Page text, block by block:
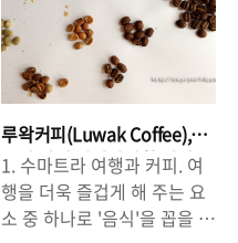
루왁커피(Luwak Coffee),
죽기 전에 마셔봐야할 커피?
- 인도네시아 여행에서 만난
루왁.
1. 수마트라 여행과 커피. 여
행을 더욱 즐겁게 해 주는 요
소 중 하나로 '음식'을 꼽을 수